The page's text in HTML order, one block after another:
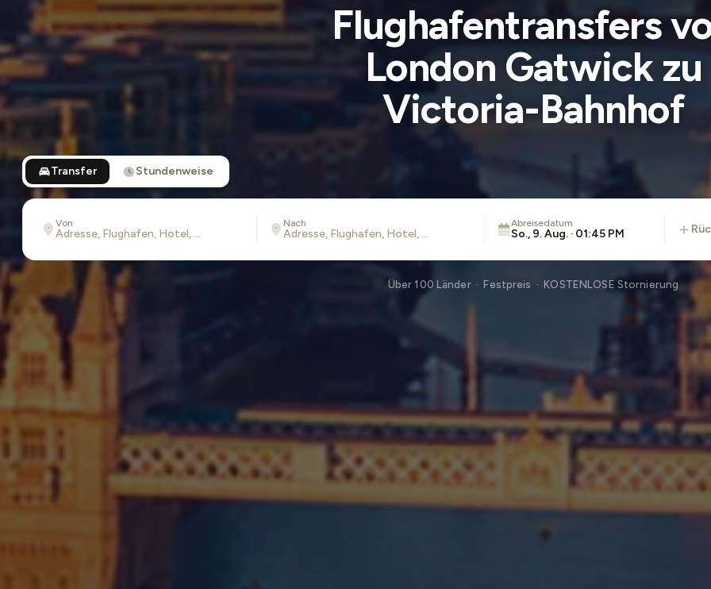
Flughafentransfers
London Gatwick zu
Victoria-Bahnhof
Transfer Stundenweise
Von Nach Abreisedatum
So., 9. Aug. · 01:45 PM
Über 100 Länder · Festpreis · KOSTENLOSE Stornierung